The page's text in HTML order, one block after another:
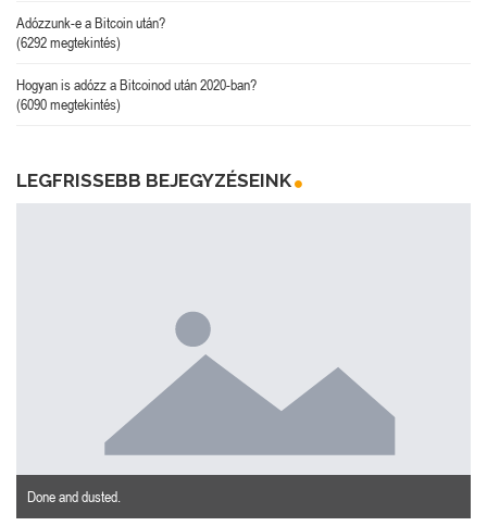
Adózzunk-e a Bitcoin után?
(6292 megtekintés)
Hogyan is adózz a Bitcoinod után 2020-ban?
(6090 megtekintés)
LEGFRISSEBB BEJEGYZÉSEINK
Done and dusted.